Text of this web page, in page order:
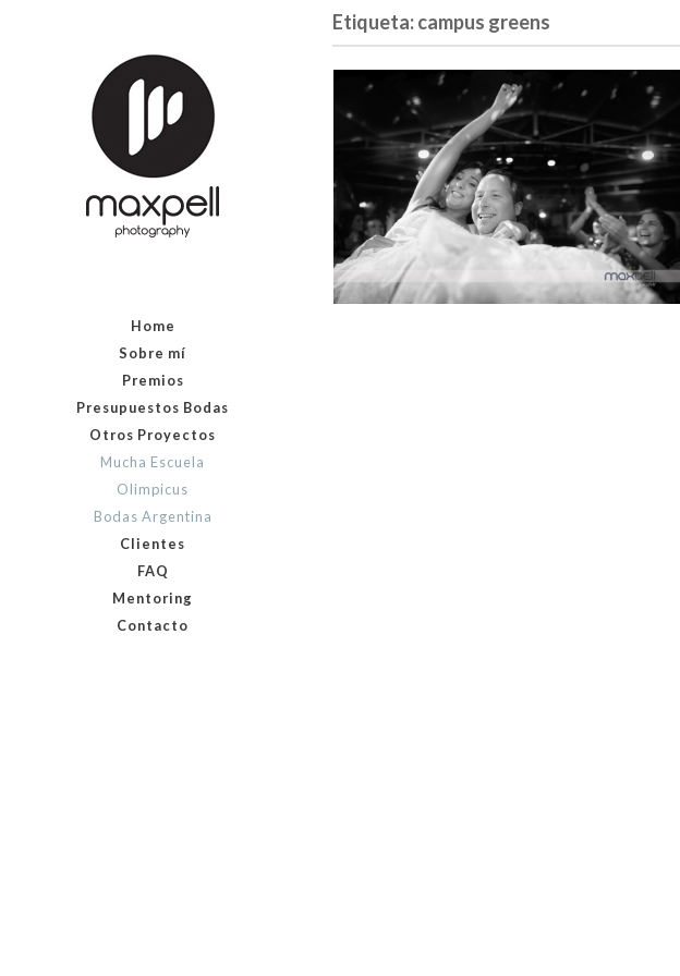
Home
Sobre mí
Premios
Presupuestos Bodas
Otros Proyectos
Mucha Escuela
Olimpicus
Bodas Argentina
Clientes
FAQ
Mentoring
Contacto
Etiqueta: campus greens